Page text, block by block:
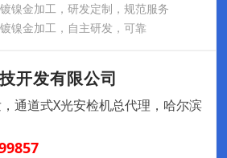
镍金加工，研发定制，规范服务
镍金加工，自主研发，可靠
开发有限公司
通道式X光安检机总代理，哈尔滨